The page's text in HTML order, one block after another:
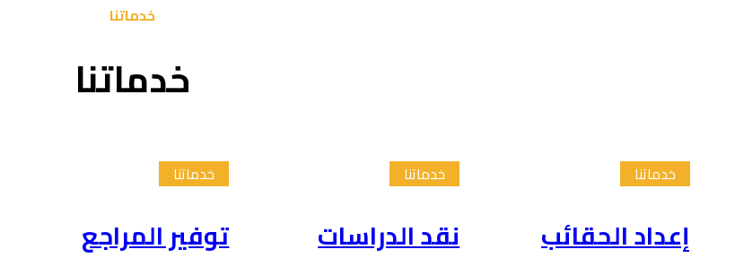
خدماتنا
خدماتنا
خدماتنا
إعداد الحقائب
خدماتنا
نقد الدراسات
خدماتنا
توفير المراجع